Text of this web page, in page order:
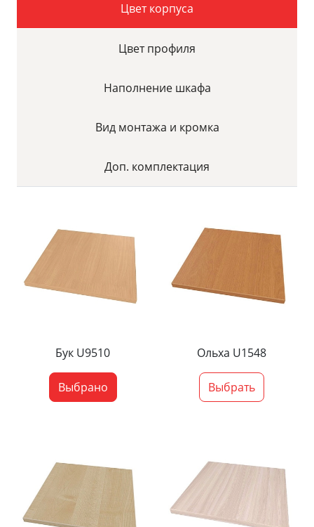
Цвет корпуса
Цвет профиля
Наполнение шкафа
Вид монтажа и кромка
Доп. комплектация
Бук U9510
Выбрано
Ольха U1548
Выбрать